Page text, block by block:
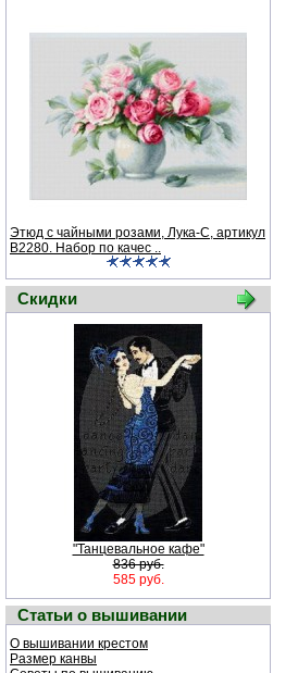
Этюд с чайными розами, Лука-С, артикул
В2280. Набор по качес ..
Скидки
"Танцевальное кафе"
836 руб.
585 руб.
Статьи о вышивании
О вышивании крестом
Размер канвы